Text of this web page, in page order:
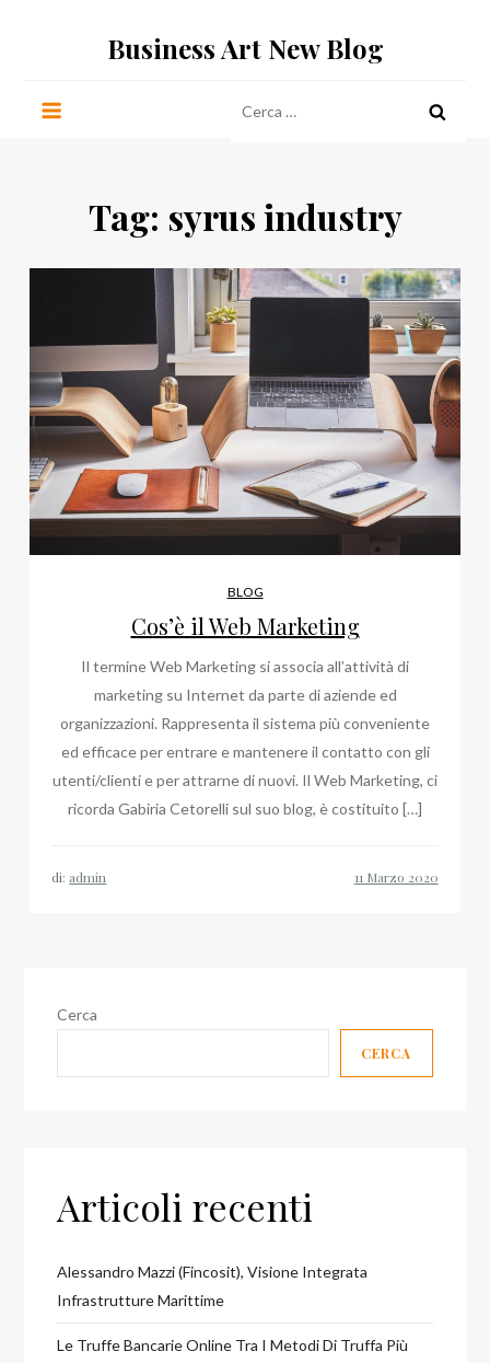
Business Art New Blog
per:
Tag: syrus industry
BLOG
Cos’è il Web Marketing
Il termine Web Marketing si associa all’attività di
marketing su Internet da parte di aziende ed
organizzazioni. Rappresenta il sistema più conveniente
ed efficace per entrare e mantenere il contatto con gli
utenti/clienti e per attrarne di nuovi. Il Web Marketing, ci
ricorda Gabiria Cetorelli sul suo blog, è costituito […]
di: admin
Cerca
CERCA
Articoli recenti
Alessandro Mazzi (Fincosit), Visione Integrata
Infrastrutture Marittime
Le Truffe Bancarie Online Tra I Metodi Di Truffa Più